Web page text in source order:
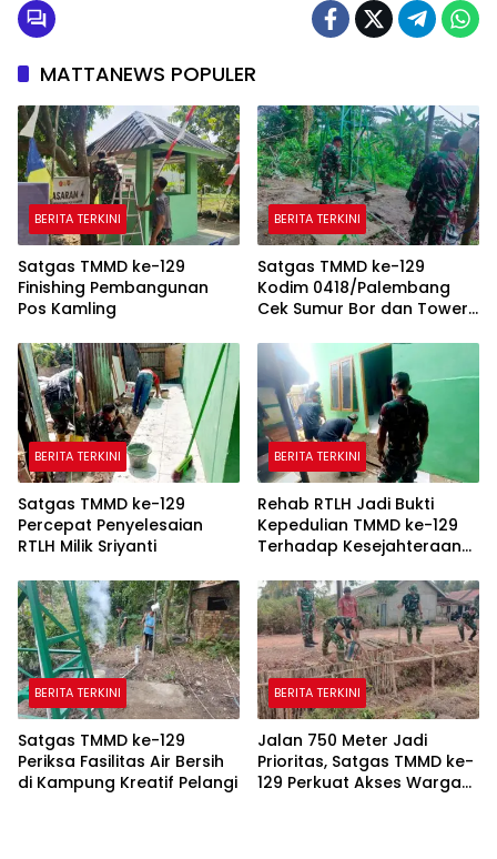
MATTANEWS POPULER
BERITA TERKINI
Satgas TMMD ke-129
Finishing Pembangunan
Pos Kamling
BERITA TERKINI
Satgas TMMD ke-129
Kodim 0418/Palembang
Cek Sumur Bor dan Tower
BERITA TERKINI
Satgas TMMD ke-129
Percepat Penyelesaian
RTLH Milik Sriyanti
BERITA TERKINI
Rehab RTLH Jadi Bukti
Kepedulian TMMD ke-129
Terhadap Kesejahteraan
BERITA TERKINI
Satgas TMMD ke-129
Periksa Fasilitas Air Bersih
di Kampung Kreatif Pelangi
BERITA TERKINI
Jalan 750 Meter Jadi
Prioritas, Satgas TMMD ke-
129 Perkuat Akses Warga